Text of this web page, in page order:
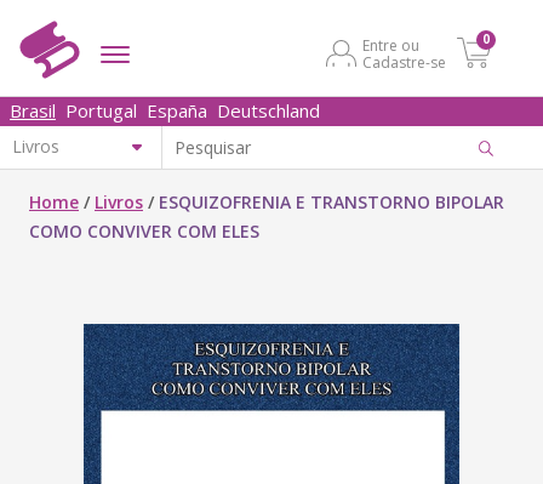
Entre ou
Cadastre-se
0
Brasil Portugal España Deutschland
Home / Livros / ESQUIZOFRENIA E TRANSTORNO BIPOLAR
COMO CONVIVER COM ELES